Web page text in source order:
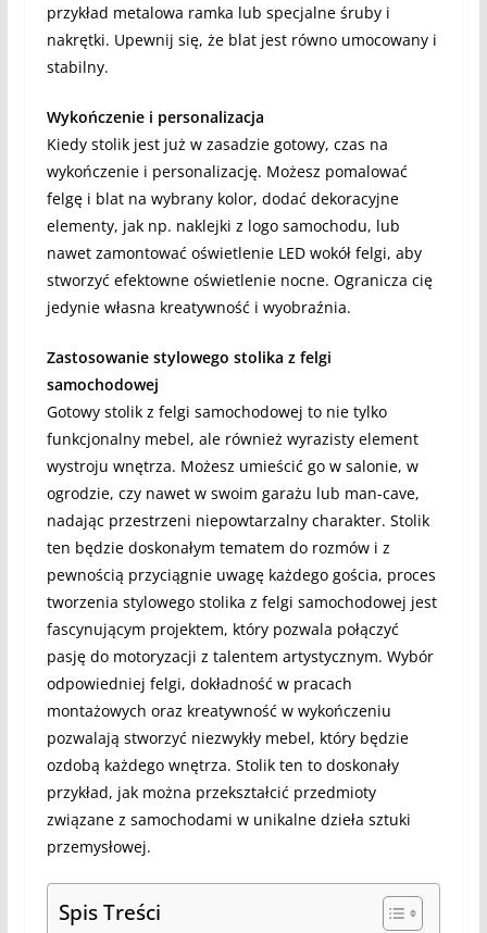
przykład metalowa ramka lub specjalne śruby i
nakrętki. Upewnij się, że blat jest równo umocowany i
stabilny.
Wykończenie i personalizacja
Kiedy stolik jest już w zasadzie gotowy, czas na
wykończenie i personalizację. Możesz pomalować
felgę i blat na wybrany kolor, dodać dekoracyjne
elementy, jak np. naklejki z logo samochodu, lub
nawet zamontować oświetlenie LED wokół felgi, aby
stworzyć efektowne oświetlenie nocne. Ogranicza cię
jedynie własna kreatywność i wyobraźnia.
Zastosowanie stylowego stolika z felgi
samochodowej
Gotowy stolik z felgi samochodowej to nie tylko
funkcjonalny mebel, ale również wyrazisty element
wystroju wnętrza. Możesz umieścić go w salonie, w
ogrodzie, czy nawet w swoim garażu lub man-cave,
nadając przestrzeni niepowtarzalny charakter. Stolik
ten będzie doskonałym tematem do rozmów i z
pewnością przyciągnie uwagę każdego gościa, proces
tworzenia stylowego stolika z felgi samochodowej jest
fascynującym projektem, który pozwala połączyć
pasję do motoryzacji z talentem artystycznym. Wybór
odpowiedniej felgi, dokładność w pracach
montażowych oraz kreatywność w wykończeniu
pozwalają stworzyć niezwykły mebel, który będzie
ozdobą każdego wnętrza. Stolik ten to doskonały
przykład, jak można przekształcić przedmioty
związane z samochodami w unikalne dzieła sztuki
przemysłowej.
Spis Treści